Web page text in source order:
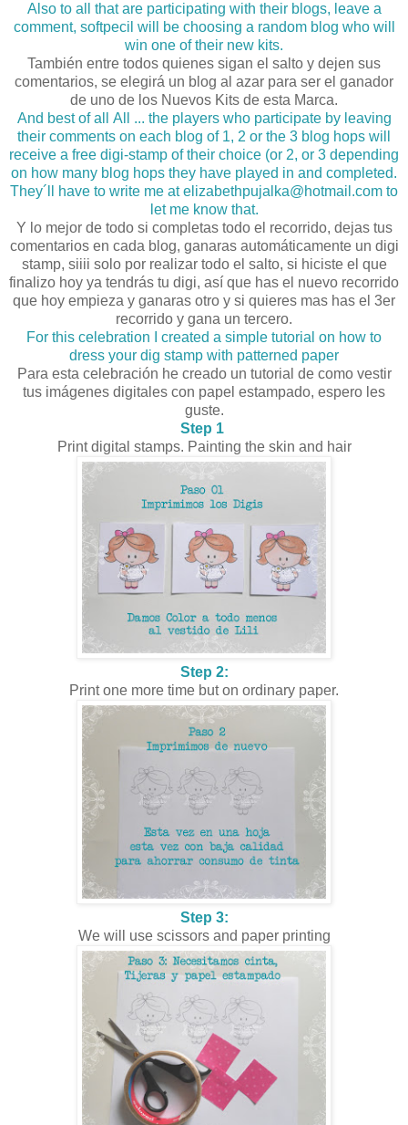
Also to all that are participating with their blogs, leave a
comment, softpecil will be choosing a random blog who will
win one of their new kits.
También entre todos quienes sigan el salto y dejen sus
comentarios, se elegirá un blog al azar para ser el ganador
de uno de los Nuevos Kits de esta Marca.
And best of all All ... the players who participate by leaving
their comments on each blog of 1, 2 or the 3 blog hops will
receive a free digi-stamp of their choice (or 2, or 3 depending
on how many blog hops they have played in and completed.
They´ll have to write me at elizabethpujalka@hotmail.com to
let me know that.
Y lo mejor de todo si completas todo el recorrido, dejas tus
comentarios en cada blog, ganaras automáticamente un digi
stamp, siiii solo por realizar todo el salto, si hiciste el que
finalizo hoy ya tendrás tu digi, así que has el nuevo recorrido
que hoy empieza y ganaras otro y si quieres mas has el 3er
recorrido y gana un tercero.
For this celebration I created a simple tutorial on how to
dress your dig stamp with patterned paper
Para esta celebración he creado un tutorial de como vestir
tus imágenes digitales con papel estampado, espero les
guste.
Step 1
Print digital stamps. Painting the skin and hair
Step 2:
Print one more time but on ordinary paper.
Step 3:
We will use scissors and paper printing